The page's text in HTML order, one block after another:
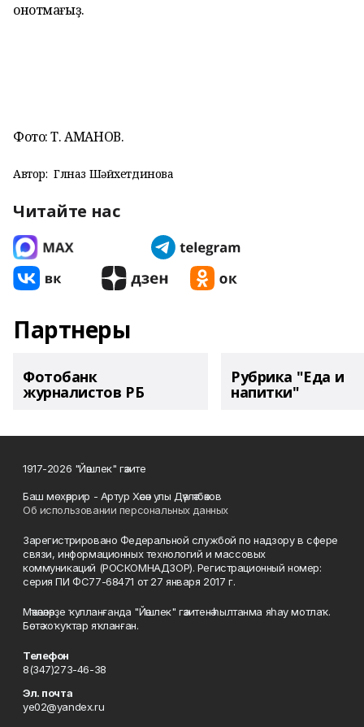
онотмағыҙ.
Фото: Т. АМАНОВ.
Автор: Гөлназ Шәйхетдинова
Читайте нас
Партнеры
Фотобанк
журналистов РБ
Рубрика "Еда и
напитки"
1917-2026 "Йәшлек" гәзите
Баш мөхәррир - Артур Хәсән улы Дәүләтбәков
Об использовании персональных данных
Зарегистрировано Федеральной службой по надзору в сфере
связи, информационных технологий и массовых
коммуникаций (РОСКОМНАДЗОР). Регистрационный номер:
серия ПИ ФС77-68471 от 27 января 2017 г.
Мәҡәләләрҙе ҡулланғанда "Йәшлек" гәзитенә һылтанма яһау мотлаҡ.
Бөтә хоҡуҡтар яҡланған.
Телефон
8(347)273-46-38
Эл. почта
ye02@yandex.ru